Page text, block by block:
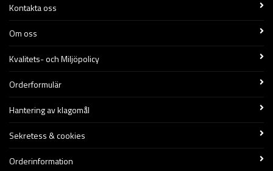
Kontakta oss
Om oss
Kvalitets- och Miljöpolicy
Orderformulär
Hantering av klagomål
Sekretess & cookies
Orderinformation